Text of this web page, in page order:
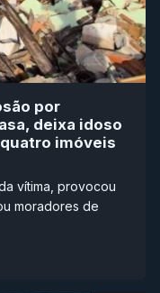
por
deixa idoso
imóveis
vítima, provocou
moradores de